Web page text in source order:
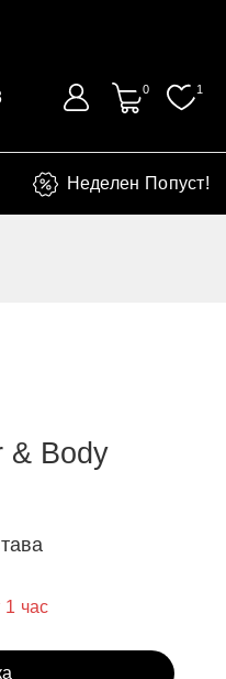
0 1
Неделен Попуст!
& Body
1 час
во кошничка